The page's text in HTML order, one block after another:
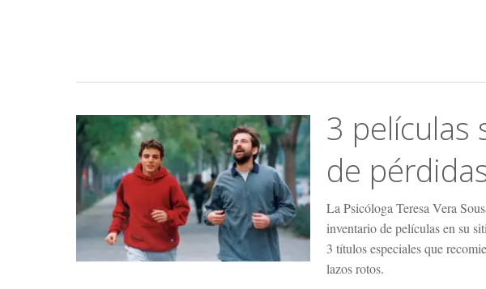
3 películas
de
La Psicóloga Teresa Vera
inventario de películas en su
3 títulos especiales que
lazos rotos.